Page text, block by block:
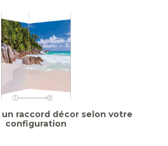
un raccord décor selon votre
configuration